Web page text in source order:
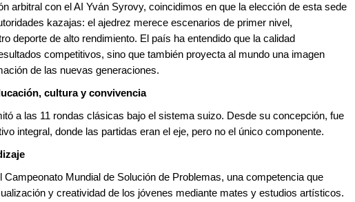
arbitral con el AI Yván Syrovy, coincidimos en que la elección de esta sede
kazajas: el ajedrez merece escenarios de primer nivel,
deporte de alto rendimiento. El país ha entendido que la calidad
competitivos, sino que también proyecta al mundo una imagen
de las nuevas generaciones.
cultura y convivencia
a las 11 rondas clásicas bajo el sistema suizo. Desde su concepción, fue
integral, donde las partidas eran el eje, pero no el único componente.
Mundial de Solución de Problemas, una competencia que
y creatividad de los jóvenes mediante mates y estudios artísticos.